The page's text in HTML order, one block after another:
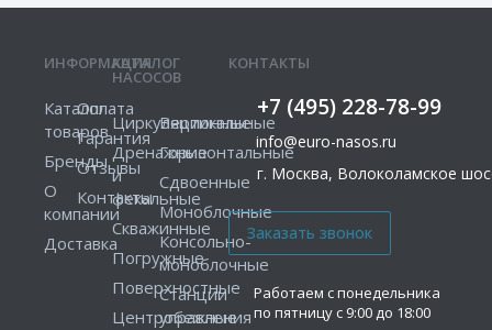
КОНТАКТЫ
+7 (495) 228-78-99
info@euro-nasos.ru
г. Москва, Волоколамское
Работаем с понедельника
по пятницу с 9:00 до 18:00
ИНФОРМАЦИЯ
Каталог
товаров
Бренды
О
компании
Доставка
Оплата
Гарантия
Отзывы
Контакты
КАТАЛОГ
НАСОСОВ
Циркуляционные
Дренажные
и
фекальные
Скважинные
Погружные
Поверхностные
Центробежные
Вертикальные
Горизонтальные
Сдвоенные
Моноблочные
Консольно-
моноблочные
Станции
управления